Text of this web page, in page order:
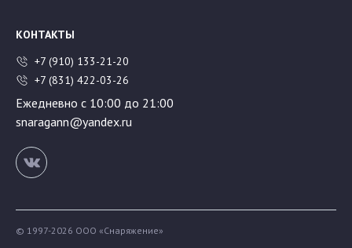
КОНТАКТЫ
+7 (910) 133-21-20
+7 (831) 422-03-26
Ежедневно с 10:00 до 21:00
snaragann@yandex.ru
© 1997-2026 ООО «Снаряжение»